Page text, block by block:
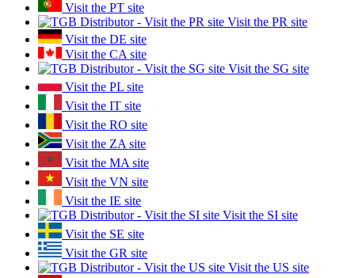
Visit the PT site
Visit the PR site
Visit the DE site
Visit the CA site
Visit the SG site
Visit the PL site
Visit the IT site
Visit the RO site
Visit the ZA site
Visit the MA site
Visit the VN site
Visit the IE site
Visit the SI site
Visit the SE site
Visit the GR site
Visit the US site